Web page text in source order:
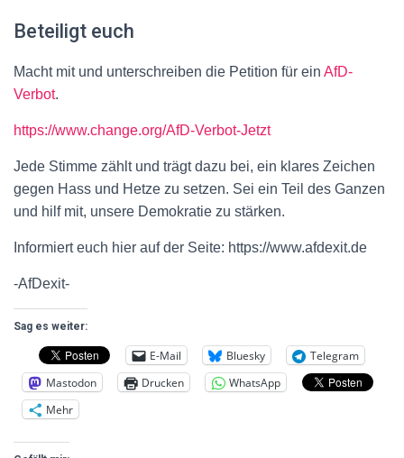
Beteiligt euch
Macht mit und unterschreiben die Petition für ein AfD-
Verbot.
https://www.change.org/AfD-Verbot-Jetzt
Jede Stimme zählt und trägt dazu bei, ein klares Zeichen
gegen Hass und Hetze zu setzen. Sei ein Teil des Ganzen
und hilf mit, unsere Demokratie zu stärken.
Informiert euch hier auf der Seite: https://www.afdexit.de
-AfDexit-
Sag es weiter:
E-Mail Bluesky
Telegram
Mastodon
Drucken
WhatsApp
Mehr